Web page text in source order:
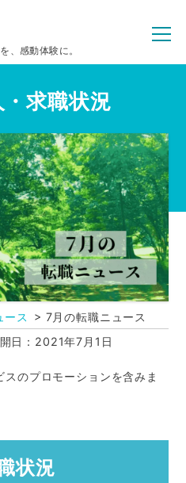
、感動体験に。
求職状況
ース
7月の転職ニュース
日：2021年7月1日
スのプロモーションを含みま
状況